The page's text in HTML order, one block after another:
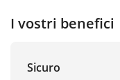
I vostri benefici
Sicuro